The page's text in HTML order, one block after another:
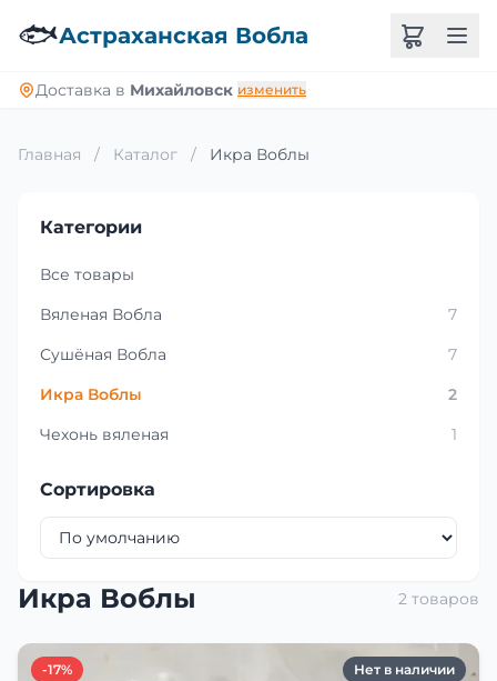
🐟Астраханская Вобла
Доставка в Михайловск изменить
Главная / Каталог / Икра Воблы
Категории
Все товары
Вяленая Вобла
7
Сушёная Вобла
7
Икра Воблы
2
Чехонь вяленая
1
Сортировка
Икра Воблы 2 товаров
-17% Нет в наличии